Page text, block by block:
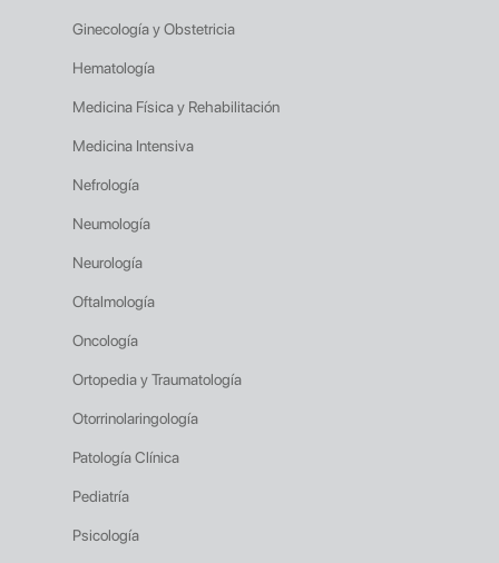
Ginecología y Obstetricia
Hematología
Medicina Física y Rehabilitación
Medicina Intensiva
Nefrología
Neumología
Neurología
Oftalmología
Oncología
Ortopedia y Traumatología
Otorrinolaringología
Patología Clínica
Pediatría
Psicología